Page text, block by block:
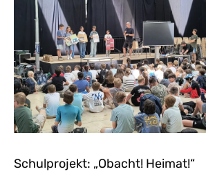
Schulprojekt: „Obacht! Heimat!“